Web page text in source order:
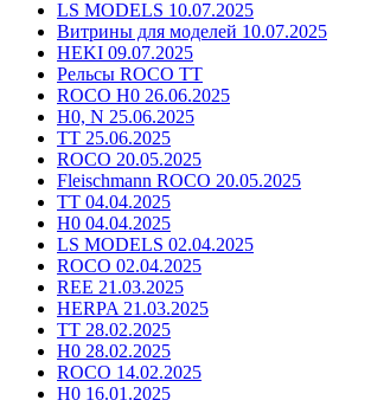
LS MODELS 10.07.2025
Витрины для моделей 10.07.2025
HEKI 09.07.2025
Рельсы ROCO TT
ROCO H0 26.06.2025
H0, N 25.06.2025
TT 25.06.2025
ROCO 20.05.2025
Fleischmann ROCO 20.05.2025
TT 04.04.2025
H0 04.04.2025
LS MODELS 02.04.2025
ROCO 02.04.2025
REE 21.03.2025
HERPA 21.03.2025
TT 28.02.2025
H0 28.02.2025
ROCO 14.02.2025
H0 16.01.2025